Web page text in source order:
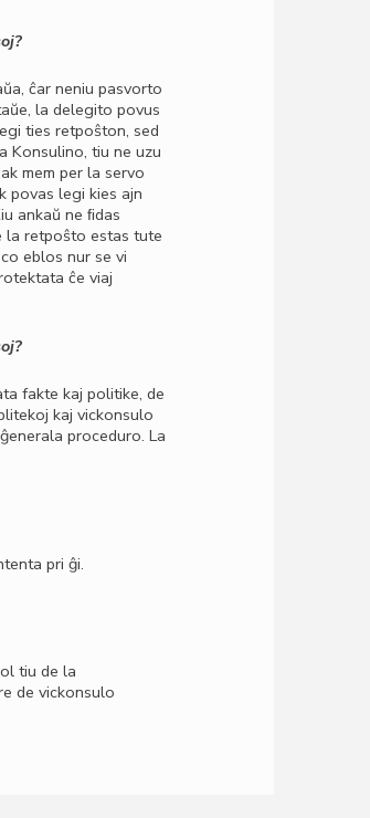
ĉar neniu pasvorto
la delegito povus
ties retpoŝton, sed
Konsulino, tiu ne uzu
mem per la servo
povas legi kies ajn
ankaŭ ne ﬁdas
la retpoŝto estas tute
eblos nur se vi
ĉe viaj
fakte kaj politike, de
kaj vickonsulo
proceduro. La
pri ĝi.
tiu de la
de vickonsulo